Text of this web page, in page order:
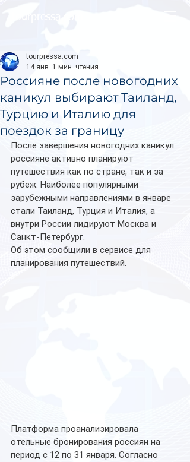
Россияне после новогодних
каникул выбирают Таиланд,
Турцию и Италию для
поездок за границу
tourpressa.com
14 янв. 1 мин. чтения
После завершения новогодних каникул
россияне активно планируют
путешествия как по стране, так и за
рубеж. Наиболее популярными
зарубежными направлениями в январе
стали Таиланд, Турция и Италия, а
внутри России лидируют Москва и
Санкт-Петербург.
Об этом сообщили в сервисе для
планирования путешествий.
Платформа проанализировала
отельные бронирования россиян на
период с 12 по 31 января. Согласно